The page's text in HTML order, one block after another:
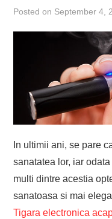
Posted on September 4,
In ultimii ani, se pare
sanatatea lor, iar
multi dintre acestia
sanatoasa si mai
Tigara electronica